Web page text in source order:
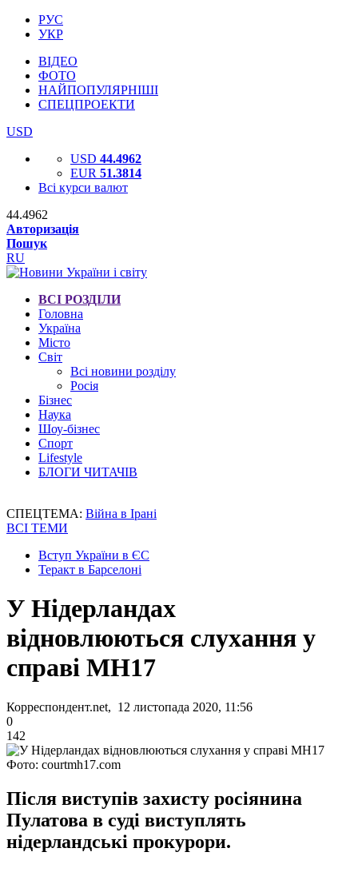
РУС
УКР
ВІДЕО
ФОТО
НАЙПОПУЛЯРНІШІ
СПЕЦПРОЕКТИ
USD
USD 44.4962
EUR 51.3814
Всі курси валют
44.4962
Авторизація
Пошук
RU
ВСІ РОЗДІЛИ
Головна
Україна
Місто
Світ
Всі новини розділу
Росія
Бізнес
Наука
Шоу-бізнес
Спорт
Lifestyle
БЛОГИ ЧИТАЧІВ
СПЕЦТЕМА: Війна в Ірані
ВСІ ТЕМИ
Вступ України в ЄС
Теракт в Барселоні
У Нідерландах
відновлюються слухання у
справі МН17
Корреспондент.net, 12 листопада 2020, 11:56
0
142
Фото: courtmh17.com
Після виступів захисту росіянина
Пулатова в суді виступлять
нідерландські прокурори.